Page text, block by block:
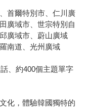
首爾特別市、仁川廣
廣域市、世宗特別自
廣域市、蔚山廣域
南道、光州廣域
、約400個主題單字
化，體驗韓國獨特的